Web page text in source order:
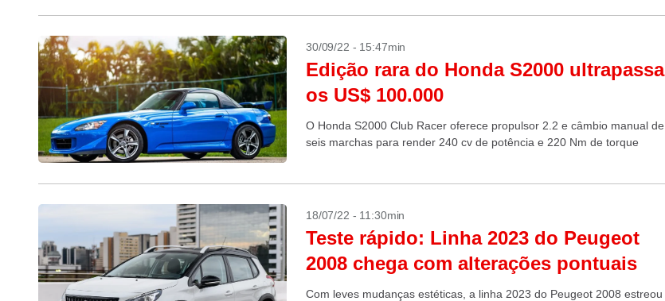
30/09/22 - 15:47min
Edição rara do Honda S2000 ultrapassa
os US$ 100.000
O Honda S2000 Club Racer oferece propulsor 2.2 e câmbio manual de
seis marchas para render 240 cv de potência e 220 Nm de torque
18/07/22 - 11:30min
Teste rápido: Linha 2023 do Peugeot
2008 chega com alterações pontuais
Com leves mudanças estéticas, a linha 2023 do Peugeot 2008 estreou